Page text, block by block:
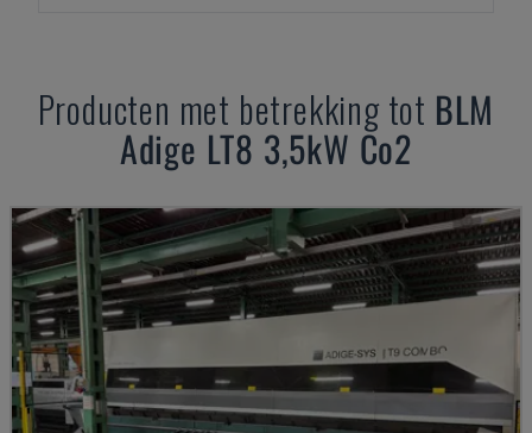
Producten met betrekking tot BLM
Adige LT8 3,5kW Co2